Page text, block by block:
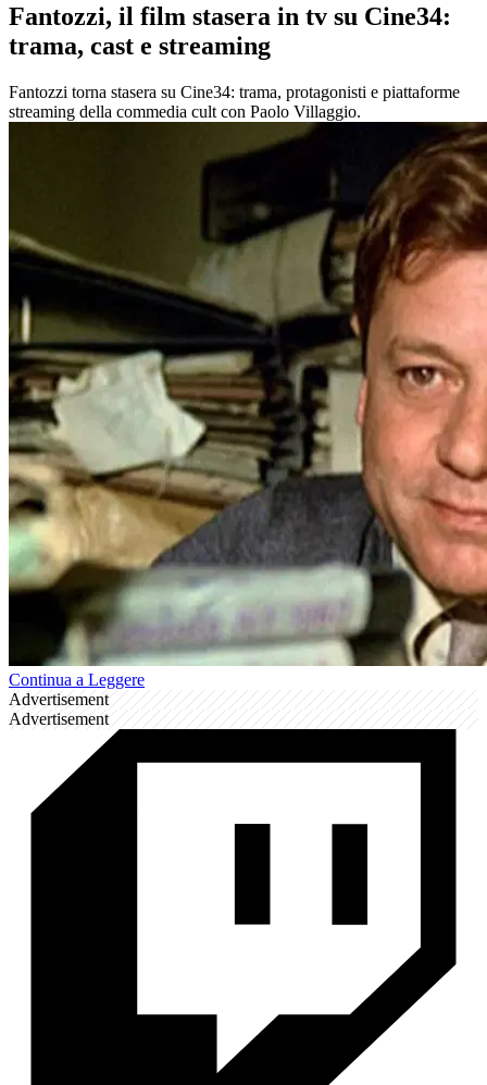
Fantozzi, il film stasera in tv su Cine34:
trama, cast e streaming
Fantozzi torna stasera su Cine34: trama, protagonisti e piattaforme
streaming della commedia cult con Paolo Villaggio.
Continua a Leggere
Advertisement
Advertisement